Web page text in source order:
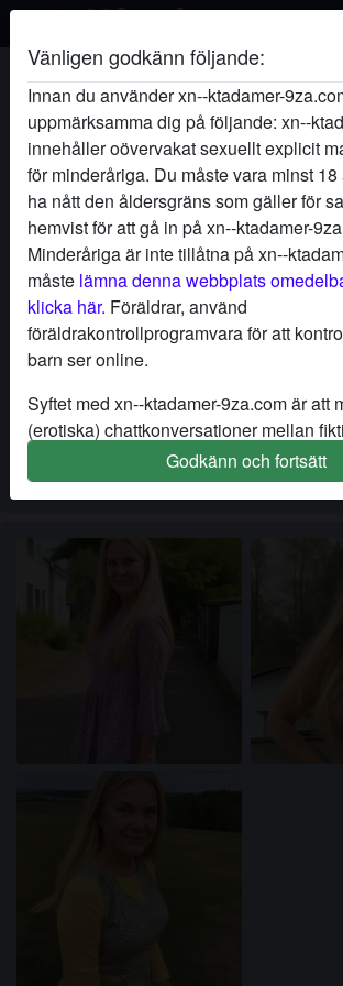
Vänligen godkänn följande:
Innan du använder xn--ktadamer-
uppmärksamma dig på följande: xn--
innehåller oövervakat sexuellt explicit
för minderåriga. Du måste vara minst
ha nått den åldersgräns som gäller för
hemvist för att gå in på xn--ktadamer-
Minderåriga är inte tillåtna på xn--
måste lämna denna webbplats
klicka här. Föräldrar, använd
föräldrakontrollprogramvara för att
barn ser online.
Syftet med xn--ktadamer-9za.com är att
(erotiska) chattkonversationer mellan
användare och innehåller därför fiktiva
möten är inte möjliga med dessa fiktiva
mellan dessa användare, besök
Godkänn och fortsätt
Mogenmenfarlig's profil
Lägg till chat